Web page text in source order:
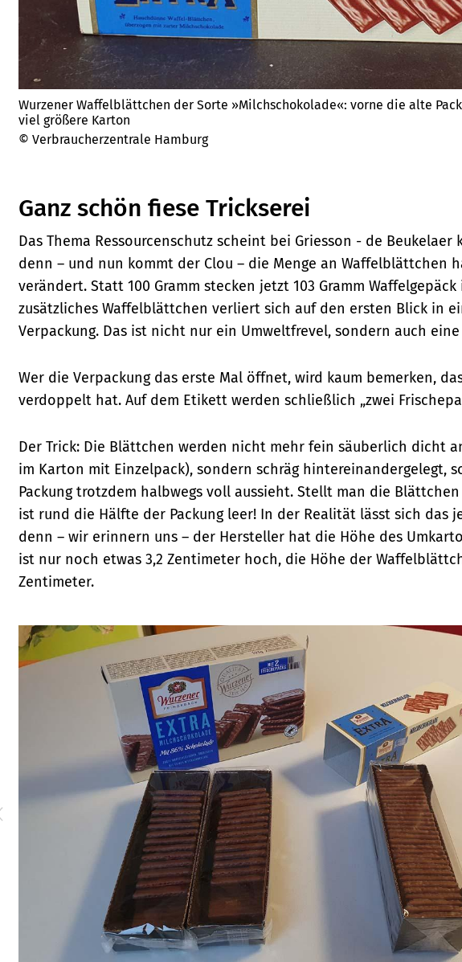
Wurzener Waffelblättchen der Sorte »Milchschokolade«: vorne die alte
viel größere Karton
© Verbraucherzentrale Hamburg
Ganz schön fiese Trickserei
Das Thema Ressourcenschutz scheint bei Griesson - de Beukelaer
denn – und nun kommt der Clou – die Menge an Waffelblättchen
verändert. Statt 100 Gramm stecken jetzt 103 Gramm
zusätzliches Waffelblättchen verliert sich auf den ersten Blick in
Verpackung. Das ist nicht nur ein Umweltfrevel, sondern auch eine
Wer die Verpackung das erste Mal öffnet, wird kaum bemerken,
verdoppelt hat. Auf dem Etikett werden schließlich „zwei
Der Trick: Die Blättchen werden nicht mehr fein säuberlich dicht
im Karton mit Einzelpack), sondern schräg hintereinandergelegt,
Packung trotzdem halbwegs voll aussieht. Stellt man die
ist rund die Hälfte der Packung leer! In der Realität lässt sich das
denn – wir erinnern uns – der Hersteller hat die Höhe des
ist nur noch etwas 3,2 Zentimeter hoch, die Höhe der
Zentimeter.